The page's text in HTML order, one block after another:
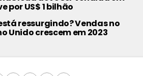
por US$ 1 bilhão
ressurgindo? Vendas no
Unido crescem em 2023